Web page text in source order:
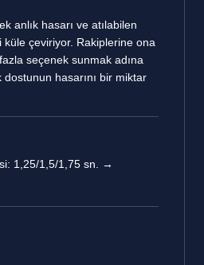
anlık hasarı ve atılabilen
küle çeviriyor. Rakiplerine ona
seçenek sunmak adına
hasarını bir miktar
1,25/1,5/1,75 sn. →